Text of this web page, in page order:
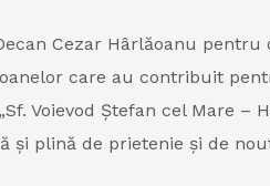
Cezar Hârlăoanu pentru
care au contribuit
Voievod Ștefan cel Mare
și plină de prietenie și de